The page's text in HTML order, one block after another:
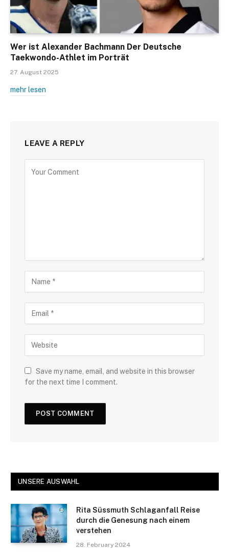
Wer ist Alexander Bachmann Der Deutsche
Taekwondo-Athlet im Porträt
27. August 2025
mehr lesen
LEAVE A REPLY
Save my name, email, and website in this browser
for the next time I comment.
UNSERE AUSWAHL
Rita Süssmuth Schlaganfall Reise
durch die Genesung nach einem
verstehen
28. February 2024